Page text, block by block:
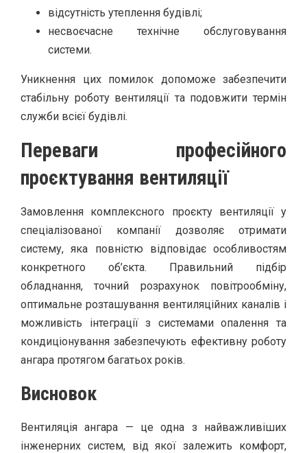
відсутність утеплення будівлі;
несвоєчасне технічне обслуговування
системи.
Уникнення цих помилок допоможе забезпечити
стабільну роботу вентиляції та подовжити термін
служби всієї будівлі.
Переваги професійного
проєктування вентиляції
Замовлення комплексного проєкту вентиляції у
спеціалізованої компанії дозволяє отримати
систему, яка повністю відповідає особливостям
конкретного об’єкта. Правильний підбір
обладнання, точний розрахунок повітрообміну,
оптимальне розташування вентиляційних каналів і
можливість інтеграції з системами опалення та
кондиціонування забезпечують ефективну роботу
ангара протягом багатьох років.
Висновок
Вентиляція ангара — це одна з найважливіших
інженерних систем, від якої залежить комфорт,